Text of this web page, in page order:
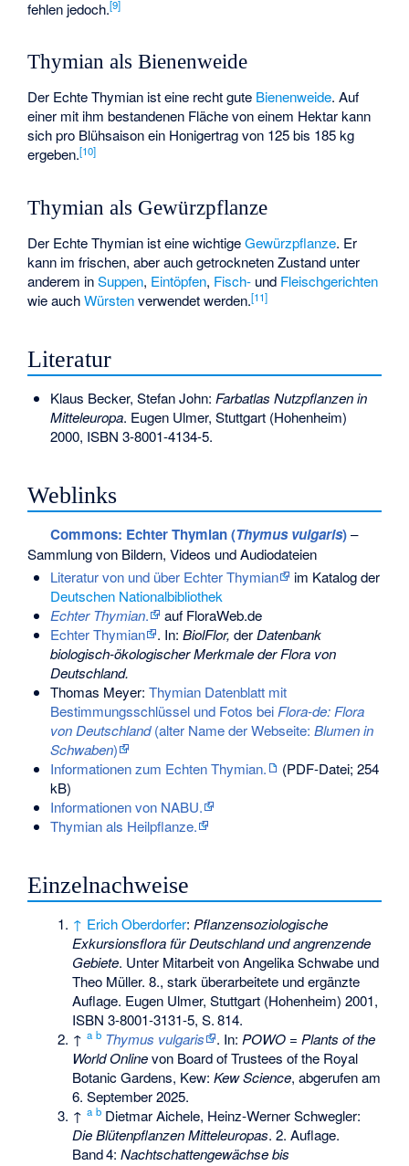
fehlen jedoch.[9]
Thymian als Bienenweide
Der Echte Thymian ist eine recht gute Bienenweide. Auf
einer mit ihm bestandenen Fläche von einem Hektar kann
sich pro Blühsaison ein Honigertrag von 125 bis 185 kg
ergeben.[10]
Thymian als Gewürzpflanze
Der Echte Thymian ist eine wichtigeGewürzpflanze. Er
kann im frischen, aber auch getrockneten Zustand unter
anderem inSuppen, Eintöpfen, Fisch- und Fleischgerichten
wie auchWürstenverwendet werden.[11]
Literatur
Klaus Becker, Stefan John: Farbatlas Nutzpflanzen in
Mitteleuropa. Eugen Ulmer, Stuttgart (Hohenheim)
2000, ISBN 3-8001-4134-5.
Weblinks
Commons: Echter Thymian (Thymus vulgaris)–
Sammlung von Bildern, Videos und Audiodateien
Literatur von und über Echter Thymian
im Katalog der
Deutschen Nationalbibliothek
Echter Thymian.
auf FloraWeb.de
Echter Thymian
. In: BiolFlor, derDatenbank
biologisch-ökologischer Merkmale der Flora von
Deutschland.
Thomas Meyer: Thymian Datenblatt mit
Bestimmungsschlüssel und Fotos bei Flora-de: Flora
von Deutschland(alter Name der Webseite: Blumen in
Schwaben)
Informationen zum Echten Thymian.
(PDF-Datei; 254
kB)
Informationen von NABU.
Thymian als Heilpflanze.
Einzelnachweise
↑ Erich Oberdorfer: Pflanzensoziologische
Exkursionsflora für Deutschland und angrenzende
Gebiete. Unter Mitarbeit von Angelika Schwabe und
Theo Müller. 8., stark überarbeitete und ergänzte
Auflage. Eugen Ulmer, Stuttgart (Hohenheim) 2001,
ISBN 3-8001-3131-5,S.814.
↑a b Thymus vulgaris . In: POWO = Plants of the
World Onlinevon Board of Trustees of the Royal
Botanic Gardens, Kew:Kew Science, abgerufen am
6. September 2025.
↑a b Dietmar Aichele, Heinz-Werner Schwegler:
Die Blütenpflanzen Mitteleuropas. 2. Auflage.
Band4:Nachtschattengewächse bis